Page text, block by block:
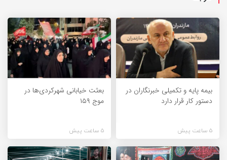
بیمه پایه و تکمیلی خبرنگاران در
دستور کار قرار دارد
5 ساعت پیش
بعثت خیابانی شهرکردی‌ها در
موج ۱۵۹
5 ساعت پیش